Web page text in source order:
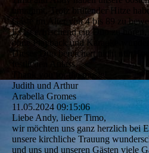
umrahmt. Trotz brütender Hitze
Gäste im Alter von 4 bis 89 zu
Es ist erfrischend ein Duo zu
ohne Playback und Karaoke
Dieses Duo bereichert nicht nur
festlichen Anlass.
Thank you for the music!
Judith und Arthur
Arabella Gromes
11.05.2024 09:15:06
Liebe Andy, lieber Timo,
wir möchten uns ganz herzlich bei
unsere kirchliche Trauung
und uns und unseren Gästen viele